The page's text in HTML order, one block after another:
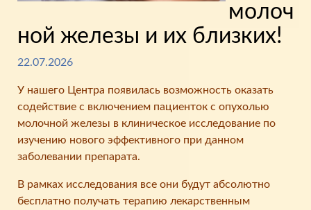
молоч
ной железы и их близких!
22.07.2026
У нашего Центра появилась возможность оказать
содействие с включением пациенток с опухолью
молочной железы в клиническое исследование по
изучению нового эффективного при данном
заболевании препарата.
В рамках исследования все они будут абсолютно
бесплатно получать терапию лекарственным